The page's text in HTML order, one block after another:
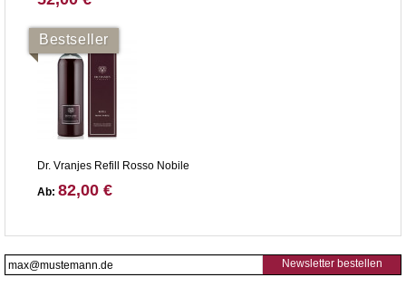
Bestseller
Dr. Vranjes Refill Rosso Nobile
Ab: 82,00 €
Newsletter bestellen